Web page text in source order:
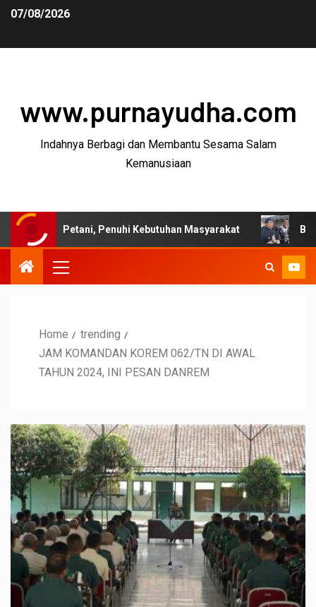
07/08/2026
www.purnayudha.com
Indahnya Berbagi dan Membantu Sesama Salam
Kemanusiaan
Penuhi Kebutuhan Masyarakat Bupati Garut:
Home
trending
JAM KOMANDAN KOREM 062/TN DI AWAL
TAHUN 2024, INI PESAN DANREM